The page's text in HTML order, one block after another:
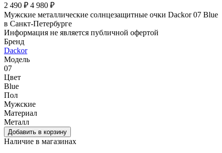
2 490 ₽ 4 980 ₽
Мужские металлические солнцезащитные очки Dackor 07 Blue
в Санкт-Петербурге
Информация не является публичной офертой
Бренд
Dackor
Модель
07
Цвет
Blue
Пол
Мужские
Материал
Металл
Наличие в магазинах